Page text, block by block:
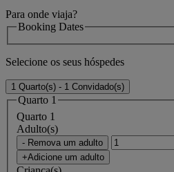
Para onde viaja?
Booking Dates
Selecione os seus hóspedes
1 Quarto(s) - 1 Convidado(s)
Quarto 1
Quarto 1
Adulto(s)
- Remova um adulto
+Adicione um adulto